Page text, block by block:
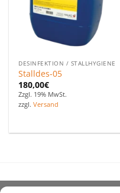
DESINFEKTION / STALLHYGIENE
Stalldes-05
180,00€
Zzgl. 19% MwSt.
zzgl.Versand